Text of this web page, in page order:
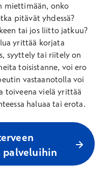
miettimään, onko
pitävät yhdessä?
tai jos liitto jatkuu?
yrittää korjata
syyttely tai riitely on
toisistanne, voi ero
vastaanotolla voi
toiveena vielä yrittää
haluaa tai erota.
palveluihin